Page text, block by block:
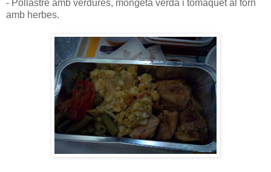
- Pollastre amb verdures, mongeta verda i tomàquet al forn
amb herbes.